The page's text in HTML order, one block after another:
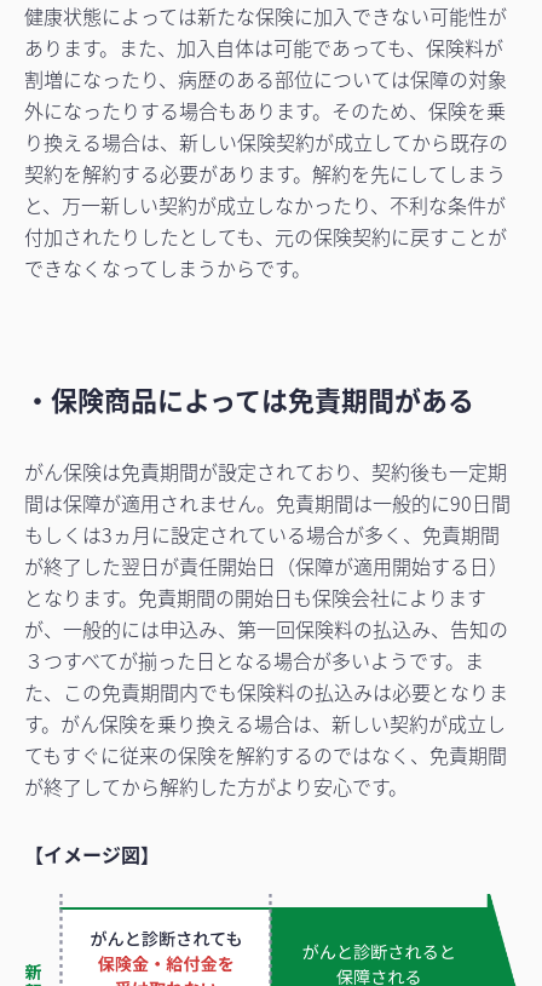
健康状態によっては新たな保険に加入できない可能性が
あります。また、加入自体は可能であっても、保険料が
割増になったり、病歴のある部位については保障の対象
外になったりする場合もあります。そのため、保険を乗
り換える場合は、新しい保険契約が成立してから既存の
契約を解約する必要があります。解約を先にしてしまう
と、万一新しい契約が成立しなかったり、不利な条件が
付加されたりしたとしても、元の保険契約に戻すことが
できなくなってしまうからです。
・保険商品によっては免責期間がある
がん保険は免責期間が設定されており、契約後も一定期
間は保障が適用されません。免責期間は一般的に90日間
もしくは3ヵ月に設定されている場合が多く、免責期間
が終了した翌日が責任開始日（保障が適用開始する日）
となります。免責期間の開始日も保険会社によります
が、一般的には申込み、第一回保険料の払込み、告知の
３つすべてが揃った日となる場合が多いようです。ま
た、この免責期間内でも保険料の払込みは必要となりま
す。がん保険を乗り換える場合は、新しい契約が成立し
てもすぐに従来の保険を解約するのではなく、免責期間
が終了してから解約した方がより安心です。
【イメージ図】